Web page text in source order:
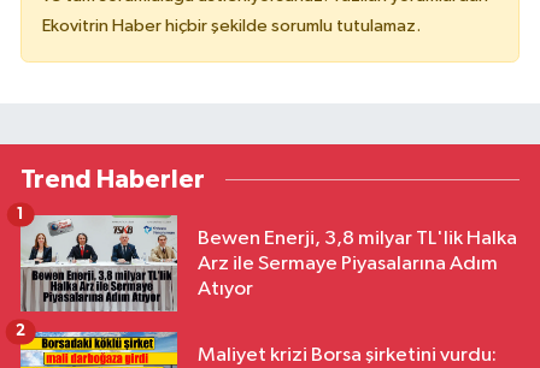
Ekovitrin Haber hiçbir şekilde sorumlu tutulamaz.
Trend Haberler
Bewen Enerji, 3,8 milyar TL'lik Halka
Arz ile Sermaye Piyasalarına Adım
Atıyor
1
Maliyet krizi Borsa şirketini vurdu:
2